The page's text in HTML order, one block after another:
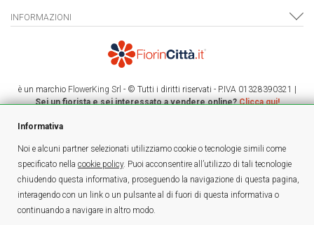
INFORMAZIONI
è un marchio FlowerKing Srl - © Tutti i diritti riservati - P.IVA 01328390321 |
Sei un fiorista e sei interessato a vendere online?Clicca qui!
Informativa
Noi e alcuni partner selezionati utilizziamo cookie o tecnologie simili come
specificato nella cookie policy. Puoi acconsentire all’utilizzo di tali tecnologie
chiudendo questa informativa, proseguendo la navigazione di questa pagina,
interagendo con un link o un pulsante al di fuori di questa informativa o
continuando a navigare in altro modo.